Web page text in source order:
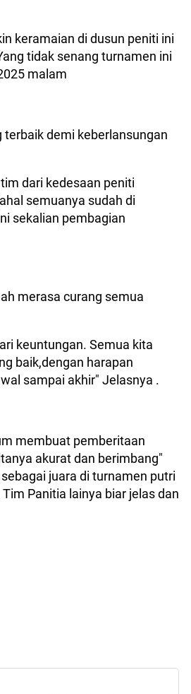
keramaian di dusun peniti ini
tidak senang turnamen ini
malam
terbaik demi keberlansungan
dari kedesaan peniti
semuanya sudah di
sekalian pembagian
merasa curang semua
keuntungan. Semua kita
baik,dengan harapan
sampai akhir" Jelasnya .
membuat pemberitaan
akurat dan berimbang"
juara di turnamen putri
Panitia lainya biar jelas dan